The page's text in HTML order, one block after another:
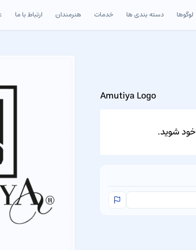
لوگوها دسته بندی ها خدمات هنرمندان ارتباط با ما
Amutiya Logo
خود شوید.